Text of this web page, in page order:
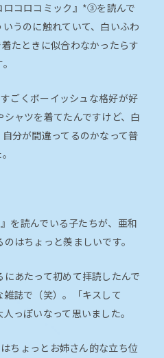
ロコロコミック』*③を読んで
うのに触れていて、白いふわ
たときに似合わなかったらす
ごくボーイッシュな格好が好
ャツを着てたんですけど、白
分が間違ってるのかなって普
を読んでいる子たちが、亜和
はちょっと羨ましいです。
あたって初めて拝読したんで
誌で（笑）。「キスして
っぽいなって思いました。
ちょっとお姉さん的な立ち位